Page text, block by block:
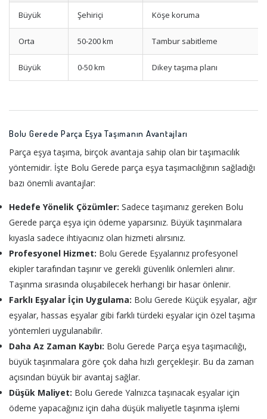
Büyük Şehiriçi Köşe koruma
Orta 50-200 km Tambur sabitleme
Büyük 0-50 km Dikey taşıma planı
Bolu Gerede Parça Eşya Taşımanın Avantajları
Parça eşya taşıma, birçok avantaja sahip olan bir taşımacılık
yöntemidir. İşte Bolu Gerede parça eşya taşımacılığının sağladığı
bazı önemli avantajlar:
Hedefe Yönelik Çözümler: Sadece taşımanız gereken Bolu
Gerede parça eşya için ödeme yaparsınız. Büyük taşınmalara
kıyasla sadece ihtiyacınız olan hizmeti alırsınız.
Profesyonel Hizmet: Bolu Gerede Eşyalarınız profesyonel
ekipler tarafından taşınır ve gerekli güvenlik önlemleri alınır.
Taşınma sırasında oluşabilecek herhangi bir hasar önlenir.
Farklı Eşyalar İçin Uygulama: Bolu Gerede Küçük eşyalar, ağır
eşyalar, hassas eşyalar gibi farklı türdeki eşyalar için özel taşıma
yöntemleri uygulanabilir.
Daha Az Zaman Kaybı: Bolu Gerede Parça eşya taşımacılığı,
büyük taşınmalara göre çok daha hızlı gerçekleşir. Bu da zaman
açısından büyük bir avantaj sağlar.
Düşük Maliyet: Bolu Gerede Yalnızca taşınacak eşyalar için
ödeme yapacağınız için daha düşük maliyetle taşınma işlemi